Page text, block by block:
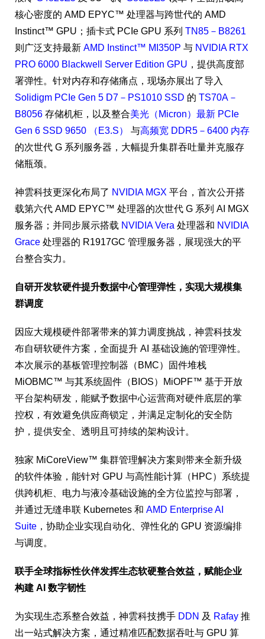
核心密度的 AMD EPYC™ 处理器与跨世代的 AMD
Instinct™ GPU；插卡式 PCIe GPU 系列 TN85－B8261
则广泛支持最新 AMD Instinct™ MI350P 与 NVIDIA RTX
PRO 6000 Blackwell Server Edition GPU ，提供高度部
署弹性。针对内存和存储痛点，现场亦展出了导入
Solidigm PCIe Gen 5 D7－PS1010 SSD 的 TS70A－
B8056 存储机柜，以及整合美光（Micron）最新 PCIe
Gen 6 SSD 9650 （E3.S）
与高频宽 DDR5－6400 内存
的次世代 G 系列服务器，大幅提升集群吞吐量并克服存
储瓶颈。
神雲科技更深化布局了 NVIDIA MGX 平台，首次公开搭
载第六代 AMD EPYC™ 处理器的次世代 G 系列 AI MGX
服务器；并同步展示搭载 NVIDIA Vera 处理器和 NVIDIA
Grace 处理器的 R1917GC 管理服务器，展现强大的平
台整合实力。
自研开发软硬件提升数据中心管理弹性，实现大规模集
群调度
因应大规模硬件部署带来的算力调度挑战，神雲科技发
布自研软硬件方案，全面提升 AI 基础设施的管理弹性。
本次展示的基板管理控制器（BMC）固件堆栈
MiOBMC™ 与其系统固件（BIOS）MiOPF™ 基于开放
平台架构研发，能赋予数据中心运营商对硬件底层的掌
控权，有效避免供应商锁定，并满足定制化的安全防
护，提供安全、透明且可持续的架构设计。
独家 MiCoreView™ 集群管理解决方案则带来全新升级
的软件体验，能针对 GPU 与高性能计算（HPC）系统提
供跨机柜、电力与液冷基础设施的全方位监控与部署，
并通过无缝串联 Kubernetes 和 AMD Enterprise AI
Suite ，协助企业实现自动化、弹性化的 GPU 资源编排
与调度。
联手全球指标性伙伴发挥生态软硬整合效益，赋能企业
构建 AI 数字韧性
为实现生态系整合效益，神雲科技携手 DDN 及 Rafay 推
出一站式解决方案，通过精准匹配数据吞吐与 GPU 算